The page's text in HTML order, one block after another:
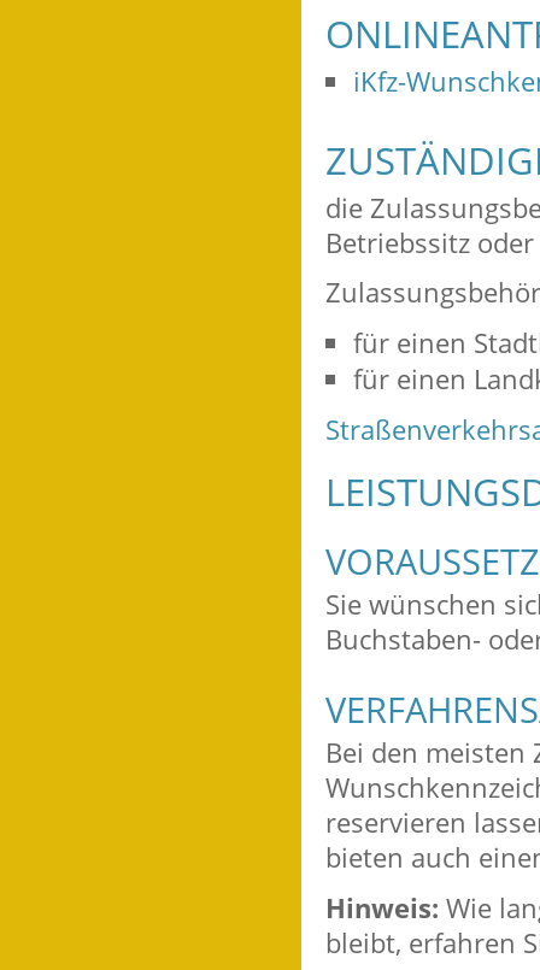
iKfz-
die
Betriebssitz
für einen
für einen
Sie wünschen
Buchstaben-
Bei den meisten
reservieren
bieten auch
Hinweis: Wie
bleibt, erfahren